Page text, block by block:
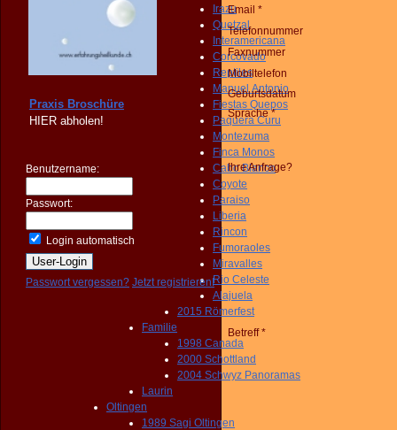
Irazu
Quetzal
Interamericana
Corcovado
Reptiles
Manuel Antonio
Fiestas Quepos
Paquera Curu
Montezuma
Finca Monos
Cabo Blanco
Coyote
Paraiso
Liberia
Rincon
Fumoraoles
Miravalles
Rio Celeste
Alajuela
2015 Römerfest
Familie
1998 Canada
2000 Schottland
2004 Schwyz Panoramas
Laurin
Oltingen
1989 Sagi Oltingen
Praxis Broschüre
HIER abholen!
Benutzername:
Passwort:
Login automatisch
Passwort vergessen? Jetzt registrieren!
Email *
Telefonnummer
Faxnummer
Mobiltelefon
Geburtsdatum
Sprache *
Ihre Anfrage?
Betreff *